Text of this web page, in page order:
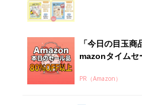
「今日の目玉
mazonタイムセ
PR（Amazon）